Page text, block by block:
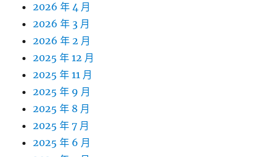
2026 年 4 月
2026 年 3 月
2026 年 2 月
2025 年 12 月
2025 年 11 月
2025 年 9 月
2025 年 8 月
2025 年 7 月
2025 年 6 月